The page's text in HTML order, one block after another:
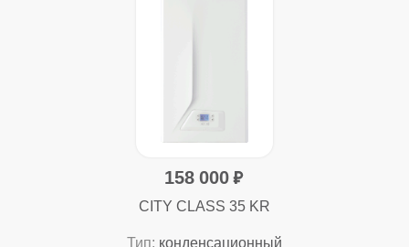
158 000
CITY CLASS 35 KR
Тип: конденсационный